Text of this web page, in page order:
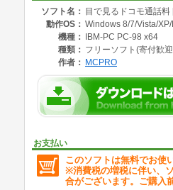
MOVAの旧プラン:
プランA プランB お話Big お話L お
新プラン(MOVA&FOMA共通):
タイプSS、タイプS、タイプM、
■活用の例(MOVA旧プラン)
●今は平日18:55。A君に電話しよ
19:00を過ぎると通話料が安くなる
●長電話が多いので、現在の【プ
けど、通話料って、どのくらい違
・・・その他の詳細は作者のペー
ソフト名： 目で見るドコモ通話料
動作OS： Windows 8/7/Vista/
機種：
IBM-PC PC-98 x64
種類： フリーソフト(寄付歓
作者： MCPRO
お支払い
このソフトは無料でお使
※消費税の増税に伴い、
合がございます。ご購入